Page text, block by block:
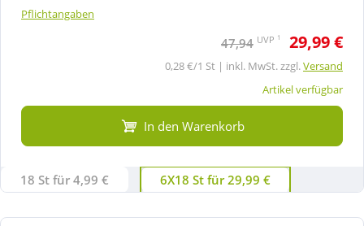
Pflichtangaben
47,94 UVP 1 29,99 €
0,28 €/1 St | inkl. MwSt. zzgl.Versand
Artikel verfügbar
In den Warenkorb
18 St für 4,99 € 6X18 St für 29,99 €